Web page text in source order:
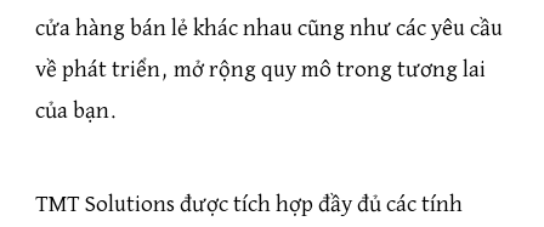
cửa hàng bán lẻ khác nhau cũng như các yêu cầu
về phát triển, mở rộng quy mô trong tương lai
của bạn.
TMT Solutions được tích hợp đầy đủ các tính